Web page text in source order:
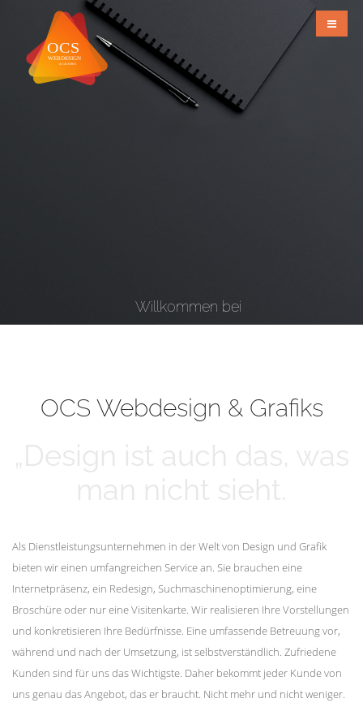
Willkommen bei
OCS Webdesign & Grafiks
Als Dienstleistungsunternehmen in der Welt von Design und Grafik
bieten wir einen umfangreichen Service an. Sie brauchen eine
Internetpräsenz, ein Redesign, Suchmaschinenoptimierung, eine
Broschüre oder nur eine Visitenkarte. Wir realisieren Ihre Vorstellungen
und konkretisieren Ihre Bedürfnisse. Eine umfassende Betreuung vor,
während und nach der Umsetzung, ist selbstverständlich. Zufriedene
Kunden sind für uns das Wichtigste. Daher bekommt jeder Kunde von
uns genau das Angebot, das er braucht. Nicht mehr und nicht weniger.